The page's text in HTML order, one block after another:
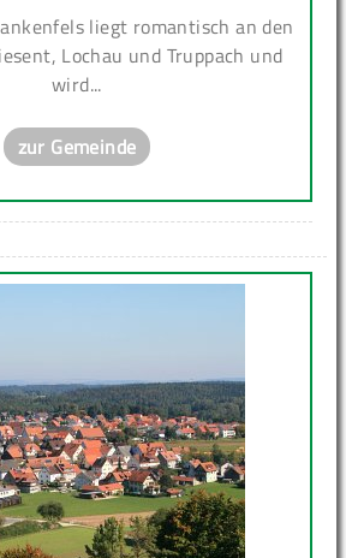
liegt romantisch an den
Lochau und Truppach und
wird...
zur Gemeinde